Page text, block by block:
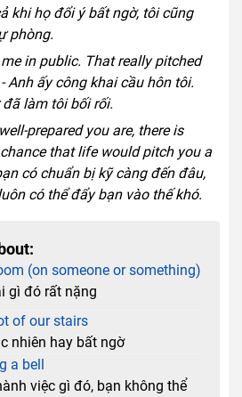
khi họ đổi ý bất ngờ, tôi cũng
phòng.
in public. That really pitched
Anh ấy công khai cầu hôn tôi.
làm tôi bối rối.
prepared you are, there is
that life would pitch you a
có chuẩn bị kỹ càng đến đâu,
có thể đẩy bạn vào thế khó.
(on someone or something)
gì đó rất nặng
of our stairs
nhiên hay bất ngờ
a bell
việc gì đó, bạn không thể